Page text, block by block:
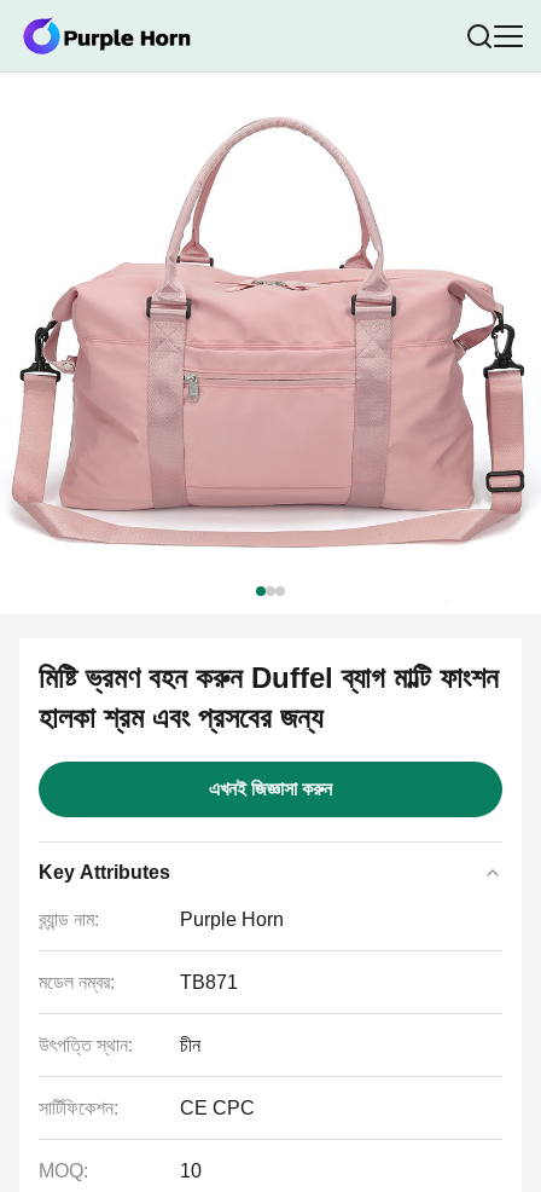
মিষ্টি ভ্রমণ বহন করুন Duffel ব্যাগ মাল্টি ফাংশন
হালকা শ্রম এবং প্রসবের জন্য
এখনই জিজ্ঞাসা করুন
Key Attributes
ব্র্যান্ড নাম: Purple Horn
মডেল নম্বর: TB871
উৎপত্তি স্থান: চীন
সার্টিফিকেশন: CE CPC
MOQ: 10